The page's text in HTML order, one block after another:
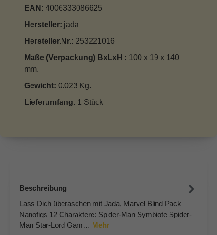
EAN: 4006333086625
Hersteller: jada
Hersteller.Nr.: 253221016
Maße (Verpackung) BxLxH : 100 x 19 x 140
mm.
Gewicht: 0.023 Kg.
Lieferumfang: 1 Stück
Beschreibung
Lass Dich überaschen mit Jada, Marvel Blind Pack
Nanofigs 12 Charaktere: Spider-Man Symbiote Spider-
Man Star-Lord Gam… Mehr